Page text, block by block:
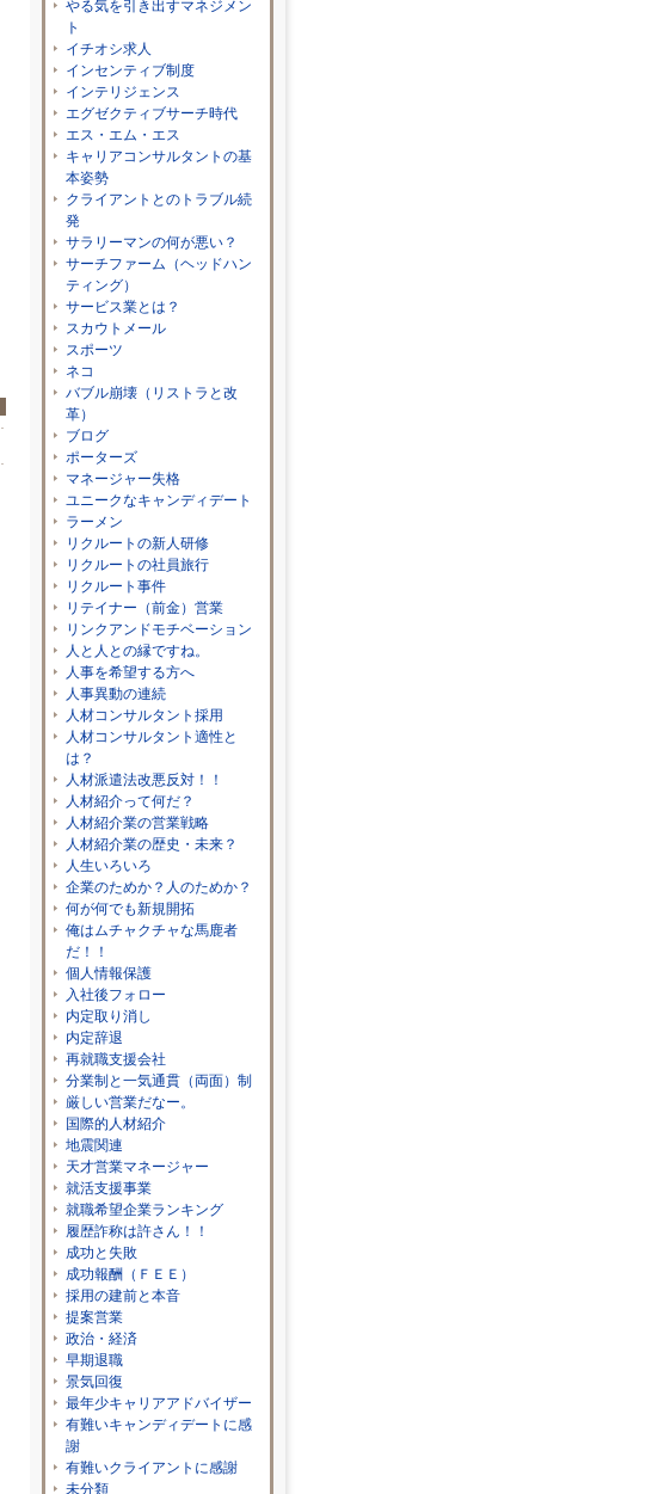
やる気を引き出すマネジメン
ト
イチオシ求人
インセンティブ制度
インテリジェンス
エグゼクティブサーチ時代
エス・エム・エス
キャリアコンサルタントの基
本姿勢
クライアントとのトラブル続
発
サラリーマンの何が悪い？
サーチファーム（ヘッドハン
ティング）
サービス業とは？
スカウトメール
スポーツ
ネコ
バブル崩壊（リストラと改
革）
ブログ
ポーターズ
マネージャー失格
ユニークなキャンディデート
ラーメン
リクルートの新人研修
リクルートの社員旅行
リクルート事件
リテイナー（前金）営業
リンクアンドモチベーション
人と人との縁ですね。
人事を希望する方へ
人事異動の連続
人材コンサルタント採用
人材コンサルタント適性と
は？
人材派遣法改悪反対！！
人材紹介って何だ？
人材紹介業の営業戦略
人材紹介業の歴史・未来？
人生いろいろ
企業のためか？人のためか？
何が何でも新規開拓
俺はムチャクチャな馬鹿者
だ！！
個人情報保護
入社後フォロー
内定取り消し
内定辞退
再就職支援会社
分業制と一気通貫（両面）制
厳しい営業だなー。
国際的人材紹介
地震関連
天才営業マネージャー
就活支援事業
就職希望企業ランキング
履歴詐称は許さん！！
成功と失敗
成功報酬（ＦＥＥ）
採用の建前と本音
提案営業
政治・経済
早期退職
景気回復
最年少キャリアアドバイザー
有難いキャンディデートに感
謝
有難いクライアントに感謝
未分類